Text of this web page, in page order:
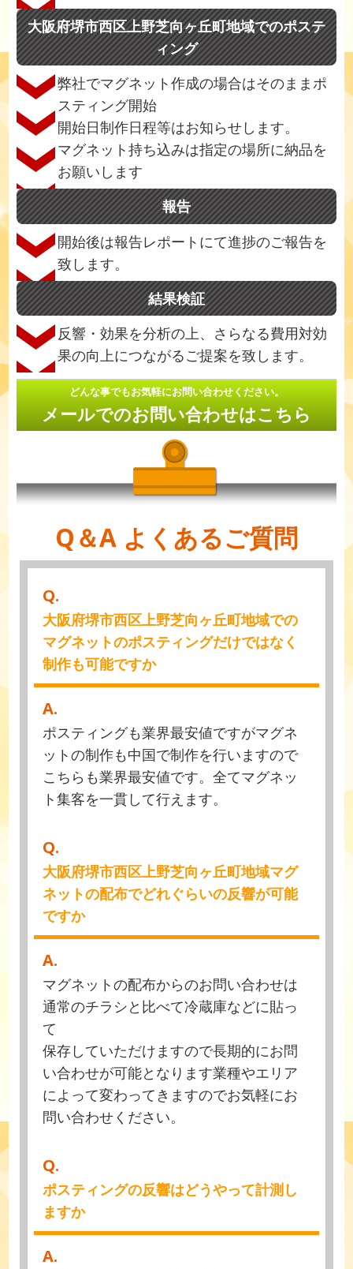
大阪府堺市西区上野芝向ヶ丘町地域でのポステ
ィング
弊社でマグネット作成の場合はそのままポ
スティング開始
開始日制作日程等はお知らせします。
マグネット持ち込みは指定の場所に納品を
お願いします
報告
開始後は報告レポートにて進捗のご報告を
致します。
結果検証
反響・効果を分析の上、さらなる費用対効
果の向上につながるご提案を致します。
どんな事でもお気軽にお問い合わせください。
メールでのお問い合わせはこちら
Q＆A よくあるご質問
Q.
大阪府堺市西区上野芝向ヶ丘町地域での
マグネットのポスティングだけではなく
制作も可能ですか
A.
ポスティングも業界最安値ですがマグネ
ットの制作も中国で制作を行いますので
こちらも業界最安値です。全てマグネッ
ト集客を一貫して行えます。
Q.
大阪府堺市西区上野芝向ヶ丘町地域マグ
ネットの配布でどれぐらいの反響が可能
ですか
A.
マグネットの配布からのお問い合わせは
通常のチラシと比べて冷蔵庫などに貼っ
て
保存していただけますので長期的にお問
い合わせが可能となります業種やエリア
によって変わってきますのでお気軽にお
問い合わせください。
Q.
ポスティングの反響はどうやって計測し
ますか
A.